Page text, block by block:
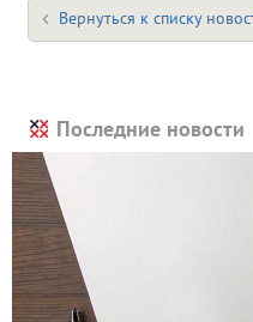
Вернуться к списку
Последние новости